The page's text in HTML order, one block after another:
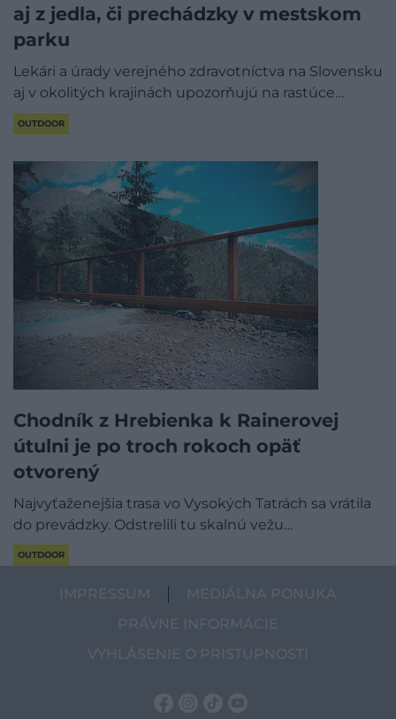
aj z jedla, či prechádzky v mestskom
parku
Lekári a úrady verejného zdravotníctva na Slovensku
aj v okolitých krajinách upozorňujú na rastúce…
OUTDOOR
Chodník z Hrebienka k Rainerovej
útulni je po troch rokoch opäť
otvorený
Najvyťaženejšia trasa vo Vysokých Tatrách sa vrátila
do prevádzky. Odstrelili tu skalnú vežu…
OUTDOOR